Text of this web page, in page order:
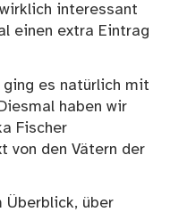
interessant
einen extra Eintrag
ging es natürlich mit
haben wir
Fischer
von den Vätern der
Überblick, über